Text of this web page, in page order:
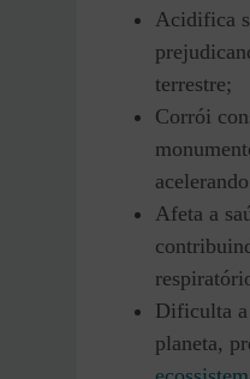
Acidifica
terrestre;
Corrói
Afeta a
Dificulta a
planeta,